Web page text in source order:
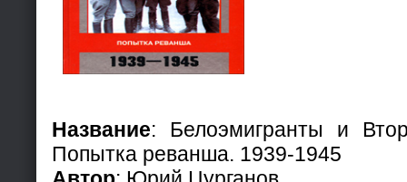
Название: Белоэмигранты и
Попытка реванша. 1939-1945